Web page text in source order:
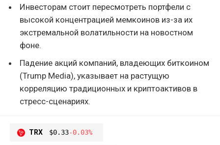
Инвесторам стоит пересмотреть портфели с
высокой концентрацией мемкоинов из-за их
экстремальной волатильности на новостном
фоне.
Падение акций компаний, владеющих биткоином
(Trump Media), указывает на растущую
корреляцию традиционных и криптоактивов в
стресс-сценариях.
TRX $0.33-0.03%